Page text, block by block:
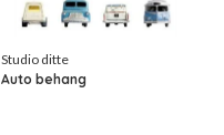
Studio ditte
Auto behang